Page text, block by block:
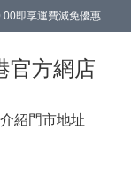
即享運費減免優惠
官方網店
紹門市地址